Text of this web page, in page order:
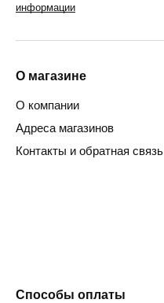
информации
О магазине
О компании
Адреса магазинов
Контакты и обратная связь
Способы оплаты